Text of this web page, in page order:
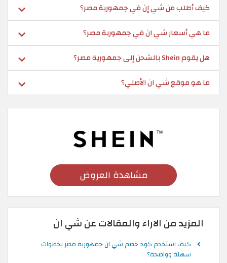
كيف أطلب من شي إن في جمهورية مصر؟
ما هي أسعار شي ان في جمهورية مصر؟
هل يقوم Shein بالشحن إلى جمهورية مصر؟
ما هو موقع شي ان الأصلي؟
مشاهدة العروض
المزيد من الاراء والمقالات عن شي ان
كيف استخدم كود خصم شي ان جمهورية مصر بخطوات
سهلة وواضحة؟